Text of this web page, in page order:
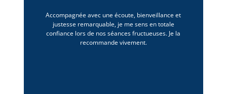
Accompagnée avec une écoute, bienveillance et
justesse remarquable, je me sens en totale
confiance lors de nos séances fructueuses. Je la
recommande vivement.